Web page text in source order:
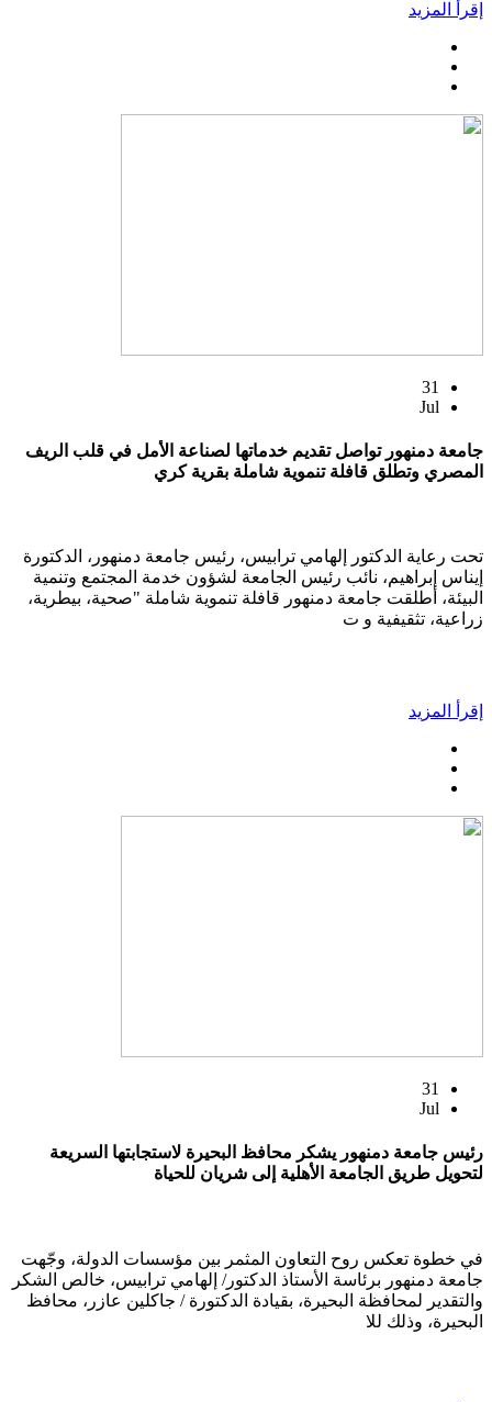
إقرأ المزيد
31
Jul
جامعة دمنهور تواصل تقديم خدماتها لصناعة الأمل في قلب الريف
المصري وتطلق قافلة تنموية شاملة بقرية كري
تحت رعاية الدكتور إلهامي ترابيس، رئيس جامعة دمنهور، الدكتورة
إيناس إبراهيم، نائب رئيس الجامعة لشؤون خدمة المجتمع وتنمية
البيئة، أطلقت جامعة دمنهور قافلة تنموية شاملة "صحية، بيطرية،
زراعية، تثقيفية و ت
إقرأ المزيد
31
Jul
رئيس جامعة دمنهور يشكر محافظ البحيرة لاستجابتها السريعة
لتحويل طريق الجامعة الأهلية إلى شريان للحياة
في خطوة تعكس روح التعاون المثمر بين مؤسسات الدولة، وجّهت
جامعة دمنهور برئاسة الأستاذ الدكتور/ إلهامي ترابيس، خالص الشكر
والتقدير لمحافظة البحيرة، بقيادة الدكتورة / جاكلين عازر، محافظ
البحيرة، وذلك للا